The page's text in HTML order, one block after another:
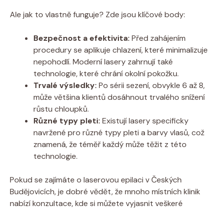
Ale jak to vlastně funguje? Zde jsou klíčové body:
Bezpečnost a efektivita: Před zahájením
procedury se aplikuje chlazení, které minimalizuje
nepohodlí. Moderní lasery zahrnují také
technologie, které chrání okolní pokožku.
Trvalé výsledky: Po sérii sezení, obvykle 6 až 8,
může většina klientů dosáhnout trvalého snížení
růstu chloupků.
Různé typy pleti: Existují lasery specificky
navržené pro různé typy pleti a barvy vlasů, což
znamená, že téměř každý může těžit z této
technologie.
Pokud se zajímáte o laserovou epilaci v Českých
Budějovicích, je dobré vědět, že mnoho místních klinik
nabízí konzultace, kde si můžete vyjasnit veškeré